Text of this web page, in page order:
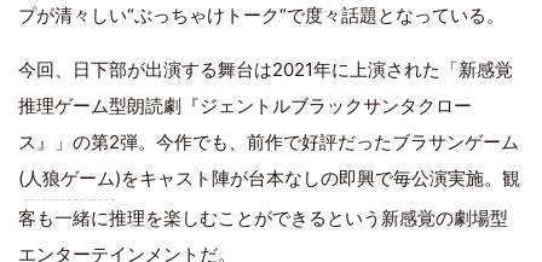
プが清々しい“ぶっちゃけトーク“で度々話題となっている。
今回、日下部が出演する舞台は2021年に上演された「新感覚
推理ゲーム型朗読劇『ジェントルブラックサンタクロー
ス』」の第2弾。今作でも、前作で好評だったブラサンゲーム
(人狼ゲーム)をキャスト陣が台本なしの即興で毎公演実施。観
客も一緒に推理を楽しむことができるという新感覚の劇場型
エンターテインメントだ。